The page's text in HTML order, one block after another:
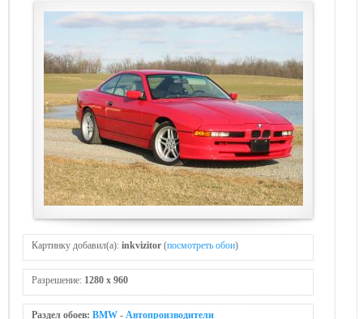
Картинку добавил(а): inkvizitor (посмотреть обои)
Разрешение: 1280 x 960
Раздел обоев: BMW - Автопроизводители